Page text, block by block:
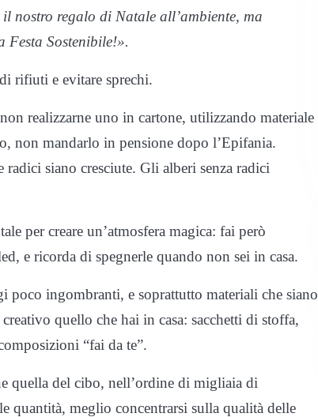
nostro regalo di Natale all’ambiente, ma
Festa Sostenibile!».
rifiuti e evitare sprechi.
realizzarne uno in cartone, utilizzando materiale
non mandarlo in pensione dopo l’Epifania.
siano cresciute. Gli alberi senza radici
per creare un’atmosfera magica: fai però
e ricorda di spegnerle quando non sei in casa.
poco ingombranti, e soprattutto materiali che siano
quello che hai in casa: sacchetti di stoffa,
“fai da te”.
quella del cibo, nell’ordine di migliaia di
quantità, meglio concentrarsi sulla qualità delle